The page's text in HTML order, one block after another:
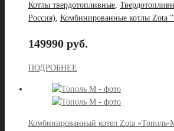
Котлы твердотопливные,
Россия), Комбинированные котлы Zota
149990 руб.
ПОДРОБНЕЕ
Комбинированный котел Zota «Тополь-